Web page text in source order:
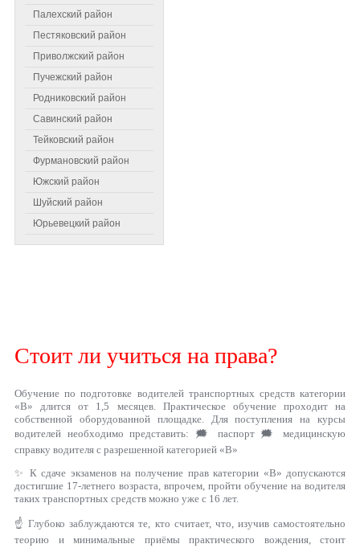
Палехский район
Пестяковский район
Приволжский район
Пучежский район
Родниковский район
Савинский район
Тейковский район
Фурмановский район
Южский район
Шуйский район
Юрьевецкий район
Самое читаемое
Стоит ли учиться на права?
Обучение по подготовке водителей транспортных средств категории
«B» длится от 1,5 месяцев. Практическое обучение проходит на
собственной оборудованной площадке. Для поступления на курсы
водителей необходимо представить: 🗯 паспорт 🗯 медицинскую
справку водителя с разрешенной категорией «В»
✨ К сдаче экзаменов на получение прав категории «В» допускаются
достигшие 17-летнего возраста, впрочем, пройти обучение на водителя
таких транспортных средств можно уже с 16 лет.
☝ Глубоко заблуждаются те, кто считает, что, изучив самостоятельно
теорию и минимальные приёмы практического вождения, стоит